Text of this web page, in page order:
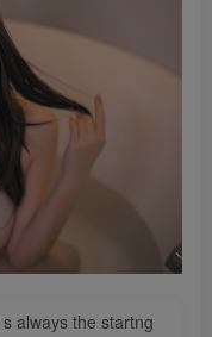
always the startng